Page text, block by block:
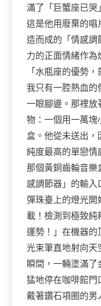
滿了「巨蟹座已哭
這是他用廢棄的唱
造而成的「情感調
力的正面情緒作為
「水瓶座的優勢
我只有一腔熱血的
一眼腳邊。那裡放
物：一個用一萬塊
盒。他從未送出，
純度最高的單戀情
那個黃銅齒輪音樂
感調節器」的輸入
彈珠臺上的燈光開
載！檢測到極致純
運勢！」在機器的
光束筆直地射向天
瞬間，一輛塗滿
猛地停在咖啡館門
戴著鑽石項圈的男